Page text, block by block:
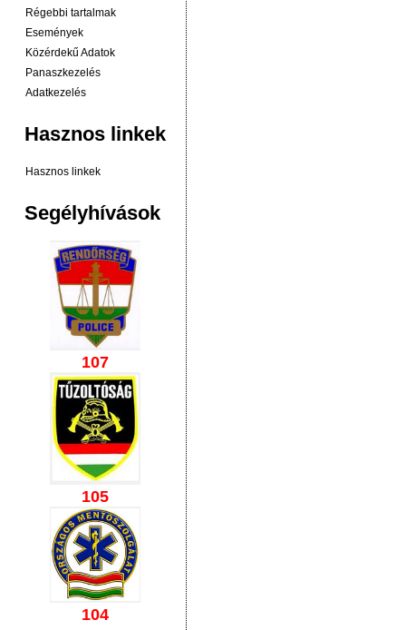
Régebbi tartalmak
Események
Közérdekű Adatok
Panaszkezelés
Adatkezelés
Hasznos linkek
Hasznos linkek
Segélyhívások
107
105
104